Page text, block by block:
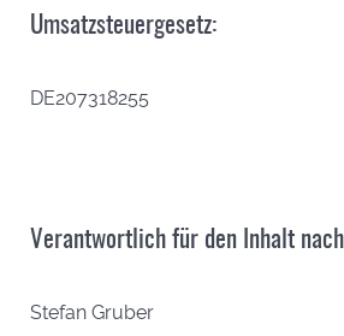
Umsatzsteuergesetz:
DE207318255
Verantwortlich für den Inhalt
Stefan Gruber